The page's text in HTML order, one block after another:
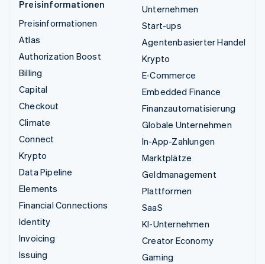
Preisinformationen
Preisinformationen
Atlas
Authorization Boost
Billing
Capital
Checkout
Climate
Connect
Krypto
Data Pipeline
Elements
Financial Connections
Identity
Invoicing
Issuing
Unternehmen
Start-ups
Agentenbasierter Handel
Krypto
E-Commerce
Embedded Finance
Finanzautomatisierung
Globale Unternehmen
In-App-Zahlungen
Marktplätze
Geldmanagement
Plattformen
SaaS
KI-Unternehmen
Creator Economy
Gaming